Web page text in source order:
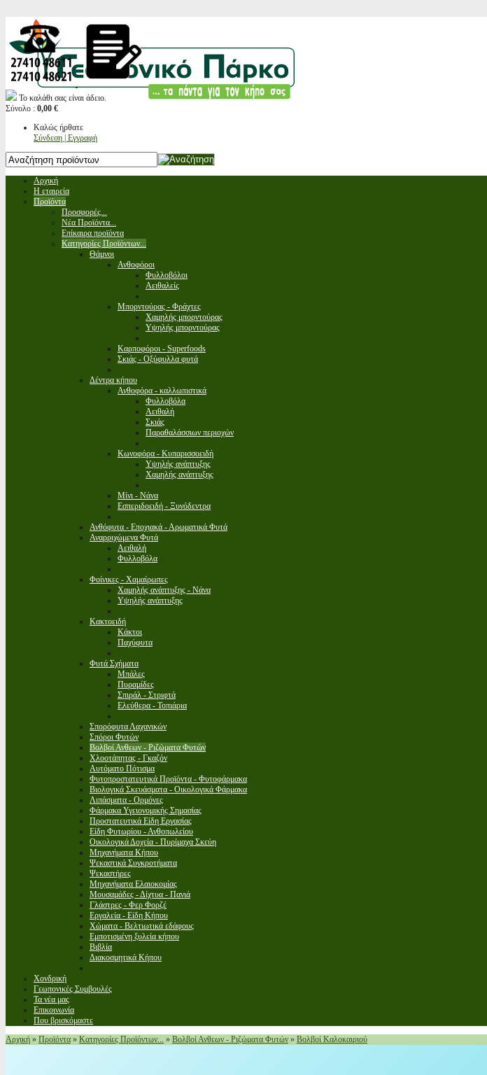
Το καλάθι σας είναι άδειο.
Σύνολο : 0,00 €
Καλώς ήρθατε
Σύνδεση | Εγγραφή
Αρχική
Η εταιρεία
Προϊόντα
Προσφορές...
Νέα Προϊόντα...
Επίκαιρα προϊόντα
Κατηγορίες Προϊόντων...
Θάμνοι
Ανθοφόροι
Φυλλοβόλοι
Αειθαλείς
Μπορντούρας - Φράχτες
Χαμηλής μπορντούρας
Υψηλής μπορντούρας
Καρποφόροι - Superfoods
Σκιάς - Οξύφυλλα φυτά
Δέντρα κήπου
Ανθοφόρα - καλλωπιστικά
Φυλλοβόλα
Αειθαλή
Σκιάς
Παραθαλάσσιων περιοχών
Κωνοφόρα - Κυπαρισσοειδή
Υψηλής ανάπτυξης
Χαμηλής ανάπτυξης
Μίνι - Νάνα
Εσπεριδοειδή - Ξυνόδεντρα
Ανθόφυτα - Εποχιακά - Αρωματικά Φυτά
Αναρριχώμενα Φυτά
Αειθαλή
Φυλλοβόλα
Φοίνικες - Χαμαίρωπες
Χαμηλής ανάπτυξης - Νάνα
Υψηλής ανάπτυξης
Κακτοειδή
Κάκτοι
Παχύφυτα
Φυτά Σχήματα
Μπάλες
Πυραμίδες
Σπιράλ - Στριφτά
Ελεύθερα - Τοπιάρια
Σπορόφυτα Λαχανικών
Σπόροι Φυτών
Βολβοί Ανθεων - Ριζώματα Φυτών
Χλοοτάπητας - Γκαζόν
Αυτόματο Πότισμα
Φυτοπροστατευτικά Προϊόντα - Φυτοφάρμακα
Βιολογικά Σκευάσματα - Οικολογικά Φάρμακα
Λιπάσματα - Ορμόνες
Φάρμακα Υγειονομικής Σημασίας
Προστατευτικά Είδη Εργασίας
Είδη Φυτωρίου - Ανθοπωλείου
Οικολογικά Δοχεία - Πυρίμαχα Σκεύη
Μηχανήματα Κήπου
Ψεκαστικά Συγκροτήματα
Ψεκαστήρες
Μηχανήματα Ελαιοκομίας
Μουσαμάδες - Δίχτυα - Πανιά
Γλάστρες - Φερ Φορζέ
Εργαλεία - Είδη Κήπου
Χώματα - Βελτιωτικά εδάφους
Εμποτισμένη ξυλεία κήπου
Βιβλία
Διακοσμητικά Κήπου
Χονδρική
Γεωπονικές Συμβουλές
Τα νέα μας
Επικοινωνία
Που βρισκόμαστε
Αρχική » Προϊόντα » Κατηγορίες Προϊόντων... » Βολβοί Ανθεων - Ριζώματα Φυτών » Βολβοί Καλοκαιριού